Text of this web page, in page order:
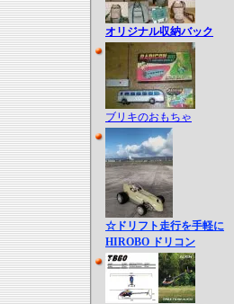
オリジナル収納バック
ブリキのおもちゃ
☆ドリフト走行を手軽に
HIROBO ドリコン